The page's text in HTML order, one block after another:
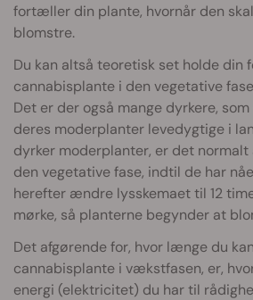
fortæller din plante, hvornår den
blomstre.
Du kan altså teoretisk set holde din
cannabisplante i den vegetative
Det er der også mange dyrkere,
deres moderplanter levedygtige i
dyrker moderplanter, er det
den vegetative fase, indtil de har
herefter ændre lysskemaet til 12
mørke, så planterne begynder at
Det afgørende for, hvor længe du
cannabisplante i vækstfasen, er,
energi (elektricitet) du har til